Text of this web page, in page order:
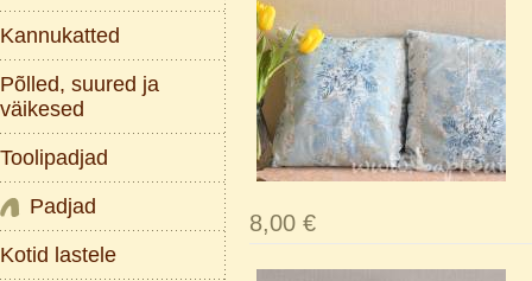
Kannukatted
Põlled, suured ja
väikesed
Toolipadjad
Padjad
Kotid lastele
8,00 €